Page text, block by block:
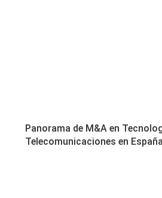
Panorama de M&A en
Telecomunicaciones en